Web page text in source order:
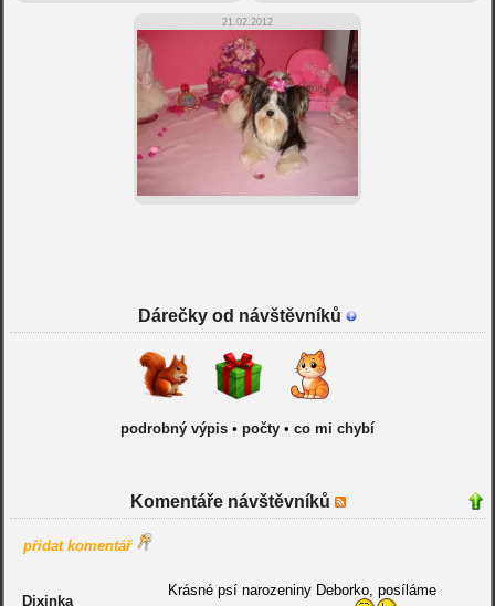
21.02.2012
Dárečky od návštěvníků
podrobný výpis• počty• co mi chybí
Komentáře návštěvníků
přidat komentář
Dixinka
Krásné psí narozeniny Deborko, posíláme